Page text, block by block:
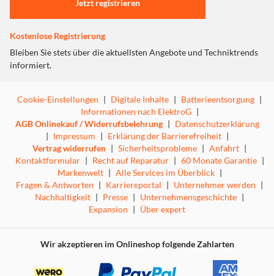
Auch bei Tageslicht eine detaillierte
Wiedergabe
2800 ANSI Lumen
Mit einer Helligkeit von 2800 Lumen werden deine Inhalte
zu verschiedenen Tageszeiten eindrucksvoll dargestellt,
sodass du auch bei Tageslicht ein überzeugendes
Jetzt registrieren
Kostenlose Registrierung
Bleiben Sie stets über die aktuellsten Angebote und Techniktrends
informiert.
Cookie-Einstellungen | Digitale Inhalte | Batterieentsorgung |
Informationen nach ElektroG |
AGB Onlinekauf / Widerrufsbelehrung | Datenschutzerklärung
| Impressum | Erklärung der Barrierefreiheit |
Vertrag widerrufen | Sicherheitsprobleme | Anfahrt |
Kontaktformular | Recht auf Reparatur | 60 Monate Garantie |
Markenwelt | Alle Services im Überblick |
Fragen & Antworten | Karriereportal | Unternehmer werden |
Nachhaltigkeit | Presse | Unternehmensgeschichte |
Expansion | Über expert
Wir akzeptieren im Onlineshop folgende Zahlarten